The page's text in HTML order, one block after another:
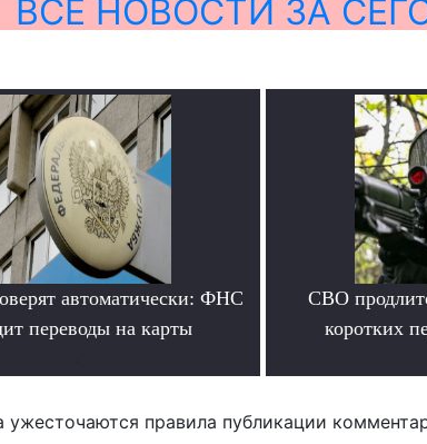
ВСЕ НОВОСТИ ЗА
автоматически: ФНС
переводы на карты
СВО
коротких
правила публикации